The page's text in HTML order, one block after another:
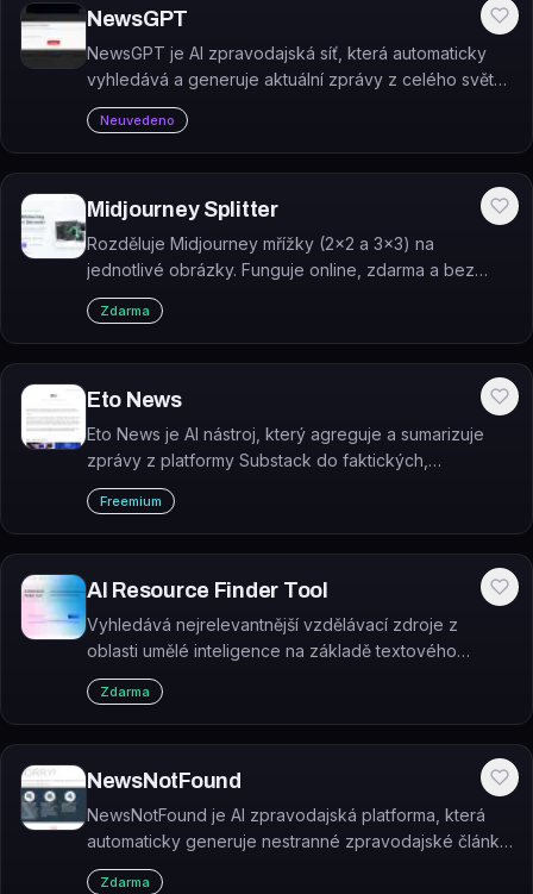
NewsGPT
NewsGPT je AI zpravodajská síť, která automaticky
vyhledává a generuje aktuální zprávy z celého světa
v reálném čase.
Neuvedeno
Midjourney Splitter
Rozděluje Midjourney mřížky (2×2 a 3×3) na
jednotlivé obrázky. Funguje online, zdarma a bez
registrace.
Zdarma
Eto News
Eto News je AI nástroj, který agreguje a sumarizuje
zprávy z platformy Substack do faktických,
nestranných souhrnů.
Freemium
AI Resource Finder Tool
Vyhledává nejrelevantnější vzdělávací zdroje z
oblasti umělé inteligence na základě textového
dotazu. Nástroj je dostupný zdarma bez placených
plánů.
Zdarma
NewsNotFound
NewsNotFound je AI zpravodajská platforma, která
automaticky generuje nestranné zpravodajské články
pomocí GPT-4 na základě titulků z reálných
Zdarma